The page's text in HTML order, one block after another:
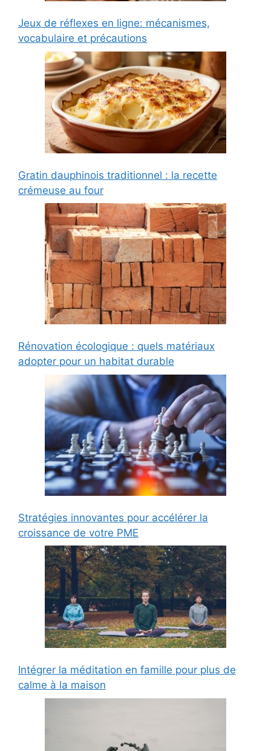
Jeux de réflexes en ligne: mécanismes,
vocabulaire et précautions
Gratin dauphinois traditionnel : la recette
crémeuse au four
Rénovation écologique : quels matériaux
adopter pour un habitat durable
Stratégies innovantes pour accélérer la
croissance de votre PME
Intégrer la méditation en famille pour plus de
calme à la maison